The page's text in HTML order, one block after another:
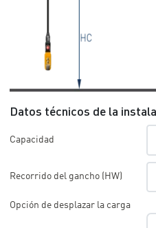
Datos técnicos de la
Capacidad
Recorrido del gancho (HW)
Opción de desplazar la carga